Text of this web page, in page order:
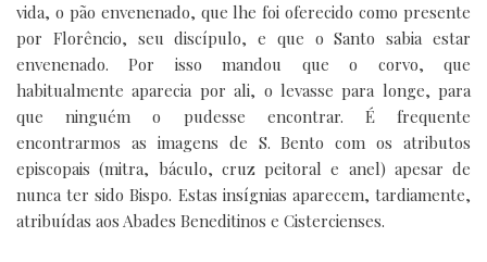
vida, o pão envenenado, que lhe foi oferecido como presente
por Florêncio, seu discípulo, e que o Santo sabia estar
envenenado. Por isso mandou que o corvo, que
habitualmente aparecia por ali, o levasse para longe, para
que ninguém o pudesse encontrar. É frequente
encontrarmos as imagens de S. Bento com os atributos
episcopais (mitra, báculo, cruz peitoral e anel) apesar de
nunca ter sido Bispo. Estas insígnias aparecem, tardiamente,
atribuídas aos Abades Beneditinos e Cistercienses.